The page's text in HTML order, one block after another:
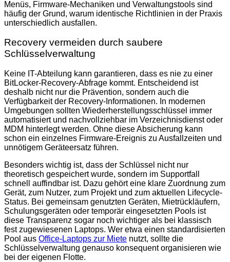
Menüs, Firmware-Mechaniken und Verwaltungstools sind
häufig der Grund, warum identische Richtlinien in der Praxis
unterschiedlich ausfallen.
Recovery vermeiden durch saubere
Schlüsselverwaltung
Keine IT-Abteilung kann garantieren, dass es nie zu einer
BitLocker-Recovery-Abfrage kommt. Entscheidend ist
deshalb nicht nur die Prävention, sondern auch die
Verfügbarkeit der Recovery-Informationen. In modernen
Umgebungen sollten Wiederherstellungsschlüssel immer
automatisiert und nachvollziehbar im Verzeichnisdienst oder
MDM hinterlegt werden. Ohne diese Absicherung kann
schon ein einzelnes Firmware-Ereignis zu Ausfallzeiten und
unnötigem Geräteersatz führen.
Besonders wichtig ist, dass der Schlüssel nicht nur
theoretisch gespeichert wurde, sondern im Supportfall
schnell auffindbar ist. Dazu gehört eine klare Zuordnung zum
Gerät, zum Nutzer, zum Projekt und zum aktuellen Lifecycle-
Status. Bei gemeinsam genutzten Geräten, Mietrückläufern,
Schulungsgeräten oder temporär eingesetzten Pools ist
diese Transparenz sogar noch wichtiger als bei klassisch
fest zugewiesenen Laptops. Wer etwa einen standardisierten
Pool aus Office-Laptops zur Miete nutzt, sollte die
Schlüsselverwaltung genauso konsequent organisieren wie
bei der eigenen Flotte.